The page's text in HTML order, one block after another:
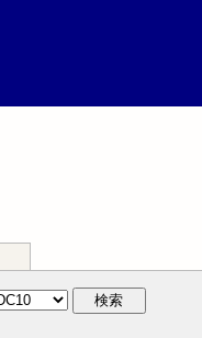
検索